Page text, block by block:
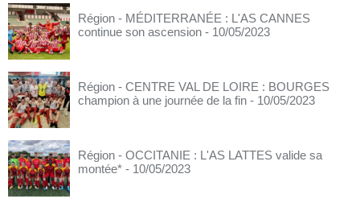
Région - MÉDITERRANÉE : L'AS CANNES
continue son ascension - 10/05/2023
Région - CENTRE VAL DE LOIRE : BOURGES
champion à une journée de la fin - 10/05/2023
Région - OCCITANIE : L'AS LATTES valide sa
montée* - 10/05/2023